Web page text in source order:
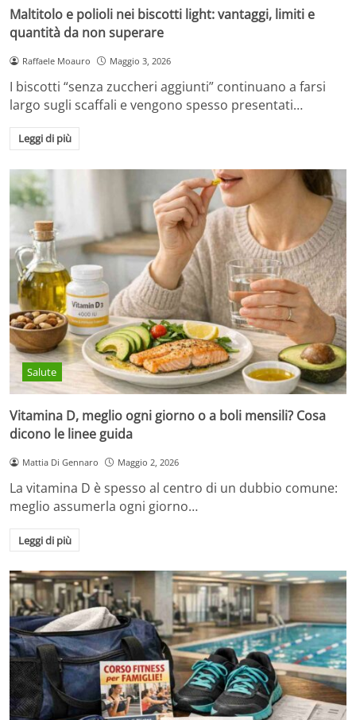
Maltitolo e polioli nei biscotti light: vantaggi, limiti e
quantità da non superare
Raffaele Moauro Maggio 3, 2026
I biscotti “senza zuccheri aggiunti” continuano a farsi
largo sugli scaffali e vengono spesso presentati…
Leggi di più
Salute
Vitamina D, meglio ogni giorno o a boli mensili? Cosa
dicono le linee guida
Mattia Di Gennaro Maggio 2, 2026
La vitamina D è spesso al centro di un dubbio comune:
meglio assumerla ogni giorno…
Leggi di più